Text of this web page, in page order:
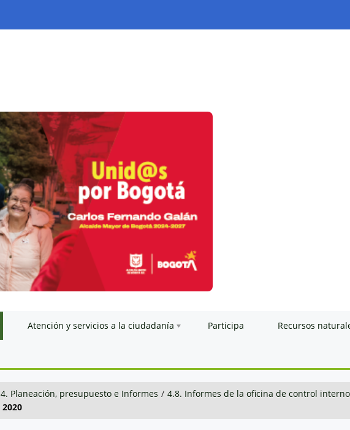
Atención y servicios a la ciudadanía Participa Recursos
4. Planeación, presupuesto e Informes / 4.8. Informes de la oficina de control interno
2020